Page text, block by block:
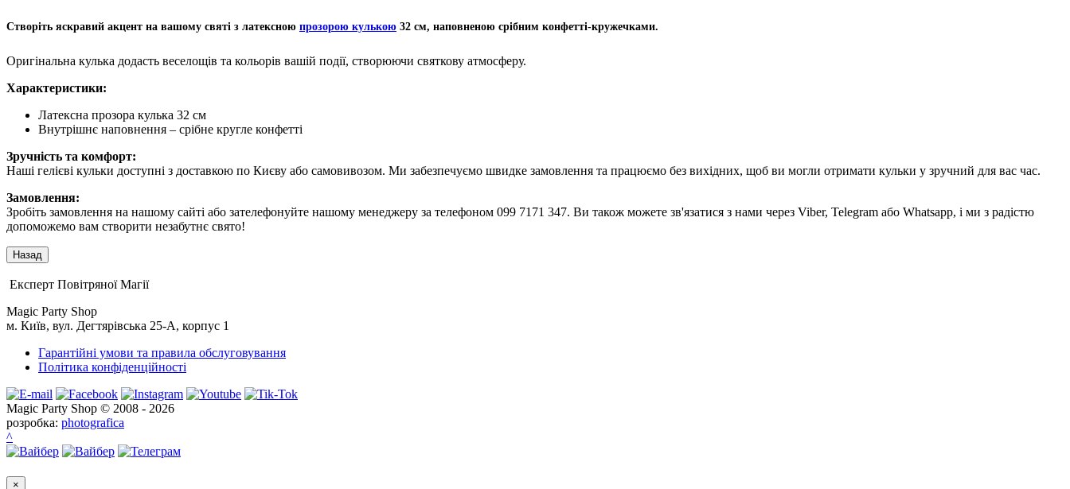
Створіть яскравий акцент на вашому святі з латексною прозорою кулькою 32 см, наповненою срібним конфетті-кружечками.
Оригінальна кулька додасть веселощів та кольорів вашій події, створюючи святкову атмосферу.
Характеристики:
Латексна прозора кулька 32 см
Внутрішнє наповнення – срібне кругле конфетті
Зручність та комфорт:
Наші гелієві кульки доступні з доставкою по Києву або самовивозом. Ми забезпечуємо швидке замовлення та працюємо без вихідних, щоб ви могли отримати кульки у зручний для вас час.
Замовлення:
Зробіть замовлення на нашому сайті або зателефонуйте нашому менеджеру за телефоном 099 7171 347. Ви також можете зв'язатися з нами через Viber, Telegram або Whatsapp, і ми з радістю
допоможемо вам створити незабутнє свято!
Експерт Повітряної Магії
Magic Party Shop
м. Київ, вул. Дегтярівська 25-А, корпус 1
Гарантійні умови та правила обслуговування
Політика конфіденційності
Magic Party Shop © 2008 - 2026
розробка: photografica
^
×